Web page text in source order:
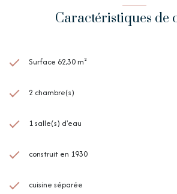
Caractéristiques de
Surface 62,30 m²
2 chambre(s)
1 salle(s) d'eau
construit en 1930
cuisine séparée